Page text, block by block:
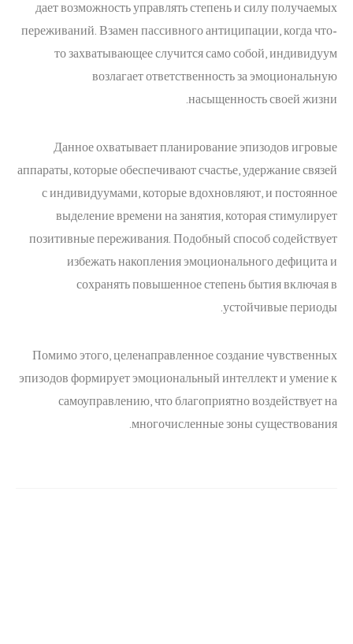
дает возможность управлять степень и силу получаемых
переживаний. Взамен пассивного антиципации, когда что-
то захватывающее случится само собой, индивидуум
возлагает ответственность за эмоциональную
насыщенность своей жизни.
Данное охватывает планирование эпизодов игровые
аппараты, которые обеспечивают счастье, удержание связей
с индивидуумами, которые вдохновляют, и постоянное
выделение времени на занятия, которая стимулирует
позитивные переживания. Подобный способ содействует
избежать накопления эмоционального дефицита и
сохранять повышенное степень бытия включая в
устойчивые периоды.
Помимо этого, целенаправленное создание чувственных
эпизодов формирует эмоциональный интеллект и умение к
самоуправлению, что благоприятно воздействует на
многочисленные зоны существования.